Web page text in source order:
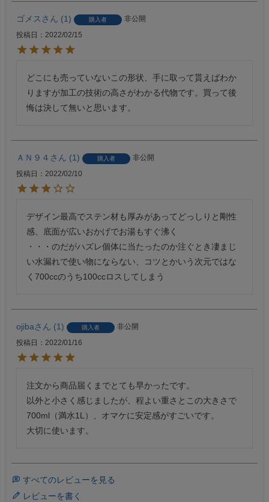
ゴメス 1 購入者
非公開
投稿日
2022/02/15
どこにも売っていないこの形状、手に取って貰えばわか
りますが加工の技術の高さがわかる代物です。買って後
悔は決して無いと思います。
ＡＮ９４ 1 購入者
非公開
投稿日
2022/02/10
デザイン最高でステン材も厚みがあってどっしりと剛性
感、底面が広いおかげでお湯もすぐ沸く
・・・のだがハズレ個体に当たったのか注ぐとき凄まじ
い水漏れで使い物にならない、コツとかいう次元ではな
く700ccのうち100ccロスしてしまう
ojiba 1 購入者
非公開
投稿日
2022/01/16
注文から商品届くまでとても早かったです。
以外と小さく感じましたが、程よい重さとこの大きさで
700ml（満水1L）、オマケに安定感がすごいです。
大切に使います。
すべてのレビューを見る
レビューを書く